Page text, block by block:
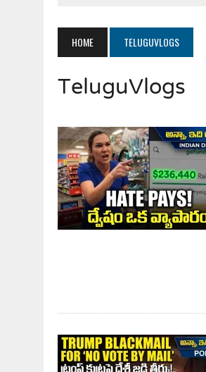
JULY 24, 2026 | TRUMP’S WILD
JULY 20, 2026
| THE REALITY OF
HOME TELUGUVLOGS
TeluguVlogs